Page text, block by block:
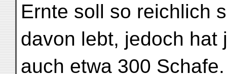
Ernte soll so reichlich
davon lebt, jedoch hat
auch etwa 300